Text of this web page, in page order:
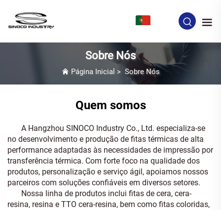
Sobre Nós
Página Inicial > Sobre Nós
Quem somos
A Hangzhou SINOCO Industry Co., Ltd. especializa-se
no desenvolvimento e produção de fitas térmicas de alta
performance adaptadas às necessidades de impressão por
transferência térmica. Com forte foco na qualidade dos
produtos, personalização e serviço ágil, apoiamos nossos
parceiros com soluções confiáveis em diversos setores.
Nossa linha de produtos inclui fitas de cera, cera-
resina, resina e TTO cera-resina, bem como fitas coloridas,